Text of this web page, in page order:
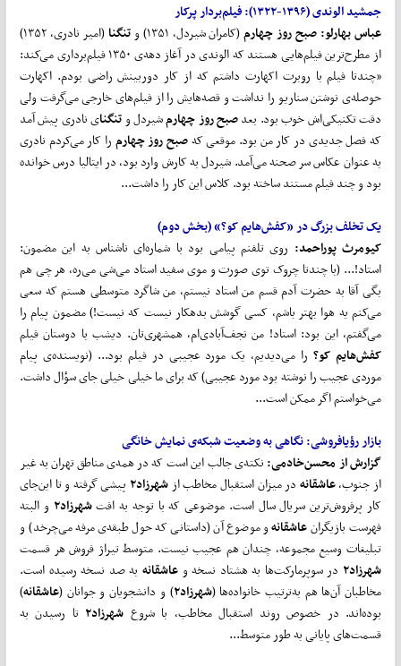
جمشید الوندی (۱۳۹۶ -۱۳۲۲): فیلمبردار پرکار
عباس بهارلو:صبح روز چهارم(کامران شیردل، ۱۳۵۱) و تنگنا
(امیر نادری، ۱۳۵۲)
از مطرح‌ترین فیلم‌هایی هستند که الوندی در آغاز دهه‌ی ۱۳۵۰ فیلم‌برداری می‌کند:
«چندتا فیلم با روبرت اکهارت داشتم که از کار دوربینش راضی بودم. اکهارت
حوصله‌ی نوشتن سناریو را نداشت و قصه‌هایش را از فیلم‌های خارجی می‌گرفت ولی
دقت تکنیکی‌اش خوب بود. بعدصبح روز چهارمشیردل وتنگنای نادری پیش آمد
که فصل جدیدی در کار من بود. موقعی کهصبح روز چهارمرا کار می‌کردم نادری
به عنوان عکاس سر صحنه می‌آمد. شیردل به کارش وارد بود، در ایتالیا درس خوانده
بود و چند فیلم مستند ساخته بود. کلاس این کار را داشت...
یک تخلف بزرگ در «کفشهایم کو؟» (بخش دوم)
کیومرث پوراحمد: روی تلفنم پیامی بود با شماره‌ای ناشناس به این مضمون:
استاد!... (با چندتا چروک توی صورت و موی سفید استاد می‌شی می‌ره، هر چی هم
بگی آقا به حضرت آدم قسم من استاد نیستم، من شاگرد متوسطی هستم که سعی
می‌کنم یه هوا بهتر باشم، کسی گوشش بدهکار نیست که نیست!) مضمون پیام را
می‌گفتم، این بود: استاد! من نجف‌آبادی‌ام، همشهری‌تان. دیشب با دوستان فیلم
کفشهایم کو؟را می‌دیدیم، یک مورد عجیبی در فیلم بود... (نویسنده‌ی پیام
موردی عجیب را نوشته بود مورد عجیبی) که برای ما خیلی خیلی جای سؤال داشت.
می‌خواستم اگر ممکن است...
بازار رؤیافروشی: نگاهی به وضعیت شبکه‌ی نمایش خانگی
گزارش از محسن‌خادمی:نکته‌ی جالب این است که در همه‌ی مناطق تهران به غیر
از جنوب،عاشقانهدر میزان استقبال مخاطب از شهرزاد۲ پیشی گرفته و تا این‌جای
کار پرفروش‌ترین سریال سال است. موضوعی که با توجه به افتشهرزاد۲ و البته
فهرست بازیگرانعاشقانهو موضوع آن (داستانی که حول طبقه‌ی مرفه می‌‌چرخد) و
تبلیغات وسیع مجموعه، چندان هم عجیب نیست. متوسط تیراژ فروش هر قسمت
شهرزاد۲ در سوپرمارکت‌ها به هشتاد نسخه و عاشقانهبه صد نسخه رسیده است.
مخاطبان آن‌ها هم به‌ترتیب خانواده‌ها ( شهرزاد۲ ) و دانشجویان و جوانان ( عاشقانه)
بوده‌اند. در خصوص روند استقبال مخاطب، با شروع شهرزاد۲
تا رسیدن به
قسمت‌های پایانی به طور متوسط...